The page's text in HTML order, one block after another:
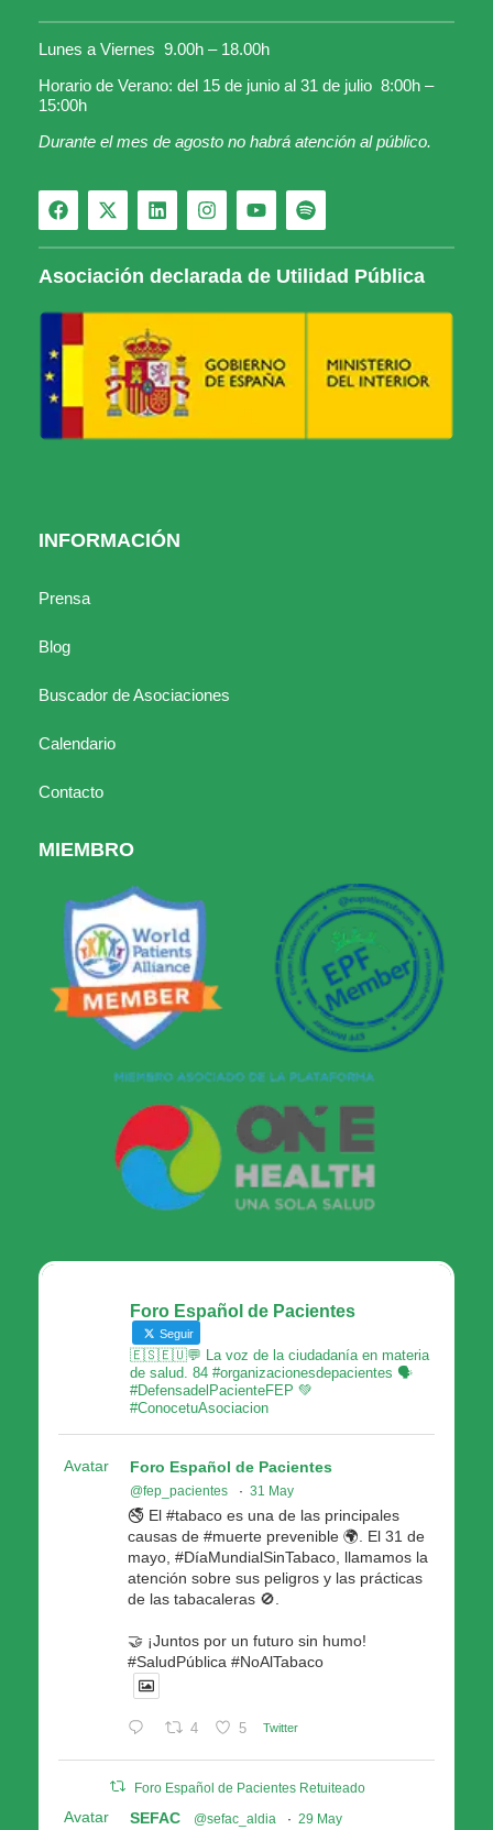
Lunes a Viernes 9.00h – 18.00h
Horario de Verano: del 15 de junio al 31 de julio 8:00h –
15:00h
Durante el mes de agosto no habrá atención al público.
Asociación declarada de Utilidad Pública
INFORMACIÓN
Prensa
Blog
Buscador de Asociaciones
Calendario
Contacto
MIEMBRO
Foro Español de Pacientes
Seguir
🇪🇸🇪🇺💬 La voz de la ciudadanía en materia
de salud. 84 #organizacionesdepacientes 🗣
#DefensadelPacienteFEP 💚
#ConocetuAsociacion
Avatar Foro Español de Pacientes
@fep_pacientes · 31 May
🚭 El #tabaco es una de las principales
causas de #muerte prevenible 🌍. El 31 de
mayo, #DíaMundialSinTabaco, llamamos la
atención sobre sus peligros y las prácticas
de las tabacaleras 🚫.
🤝 ¡Juntos por un futuro sin humo!
#SaludPública #NoAlTabaco
4 5 Twitter
Foro Español de Pacientes Retuiteado
Avatar SEFAC @sefac_aldia · 29 May